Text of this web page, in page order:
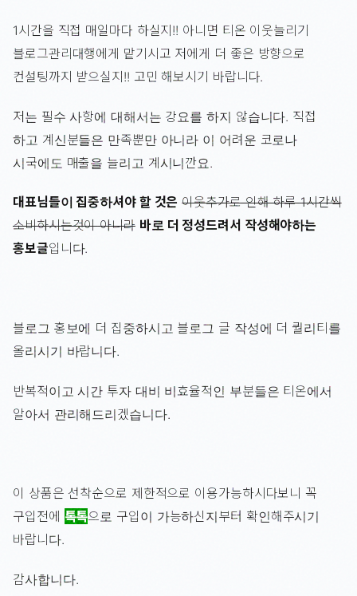
1시간을 직접 매일마다 하실지!! 아니면 티온 이웃늘리기
블로그관리대행에게 맡기시고 저에게 더 좋은 방향으로
컨설팅까지 받으실지!! 고민 해보시기 바랍니다.
저는 필수 사항에 대해서는 강요를 하지 않습니다. 직접
하고 계신분들은 만족뿐만 아니라 이 어려운 코로나
시국에도 매출을 늘리고 계시니깐요.
대표님들이 집중하셔야 할 것은 이웃추가로 인해 하루 1시간씩
소비하시는것이 아니라 바로 더 정성드려서 작성해야하는
홍보글입니다.
블로그 홍보에 더 집중하시고 블로그 글 작성에 더 퀄리티를
올리시기 바랍니다.
반복적이고 시간 투자 대비 비효율적인 부분들은 티온에서
알아서 관리해드리겠습니다.
이 상품은 선착순으로 제한적으로 이용가능하시다보니 꼭
구입전에 톡톡으로 구입이 가능하신지부터 확인해주시기
바랍니다.
감사합니다.